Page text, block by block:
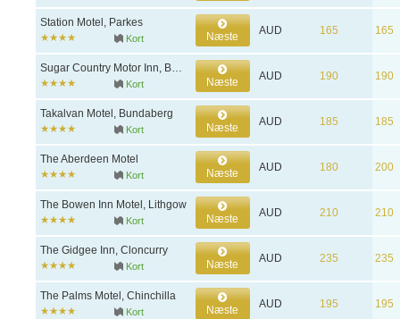
Station Motel, Parkes
Kort Næste AUD 165 165
Sugar Country Motor Inn, Bundaberg
Kort Næste AUD 190 190
Takalvan Motel, Bundaberg
Kort Næste AUD 185 185
The Aberdeen Motel
Kort Næste AUD 180 200
The Bowen Inn Motel, Lithgow
Kort Næste AUD 210 210
The Gidgee Inn, Cloncurry
Kort Næste AUD 235 235
The Palms Motel, Chinchilla
Kort Næste AUD 195 195